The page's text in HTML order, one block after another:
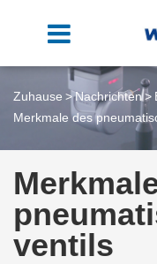
Zuhause Nachrichten
Merkmale des
ventils